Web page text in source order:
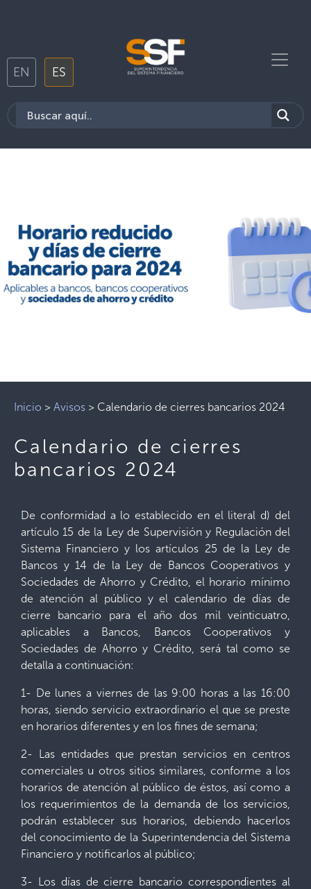
EN ES
Inicio > Avisos > Calendario de cierres bancarios 2024
Calendario de cierres
bancarios 2024
De conformidad a lo establecido en el literal d) del
artículo 15 de la Ley de Supervisión y Regulación del
Sistema Financiero y los artículos 25 de la Ley de
Bancos y 14 de la Ley de Bancos Cooperativos y
Sociedades de Ahorro y Crédito, el horario mínimo
de atención al público y el calendario de días de
cierre bancario para el año dos mil veinticuatro,
aplicables a Bancos, Bancos Cooperativos y
Sociedades de Ahorro y Crédito, será tal como se
detalla a continuación:
1- De lunes a viernes de las 9:00 horas a las 16:00
horas, siendo servicio extraordinario el que se preste
en horarios diferentes y en los fines de semana;
2- Las entidades que prestan servicios en centros
comerciales u otros sitios similares, conforme a los
horarios de atención al público de éstos, así como a
los requerimientos de la demanda de los servicios,
podrán establecer sus horarios, debiendo hacerlos
del conocimiento de la Superintendencia del Sistema
Financiero y notificarlos al público;
3- Los días de cierre bancario correspondientes al